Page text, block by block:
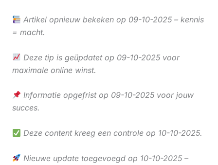
Artikel opnieuw bekeken op 09-10-2025 – kennis
= macht.
Deze tip is geüpdatet op 09-10-2025 voor
maximale online winst.
Informatie opgefrist op 09-10-2025 voor jouw
succes.
Deze content kreeg een controle op 10-10-2025.
Nieuwe update toegevoegd op 10-10-2025 –